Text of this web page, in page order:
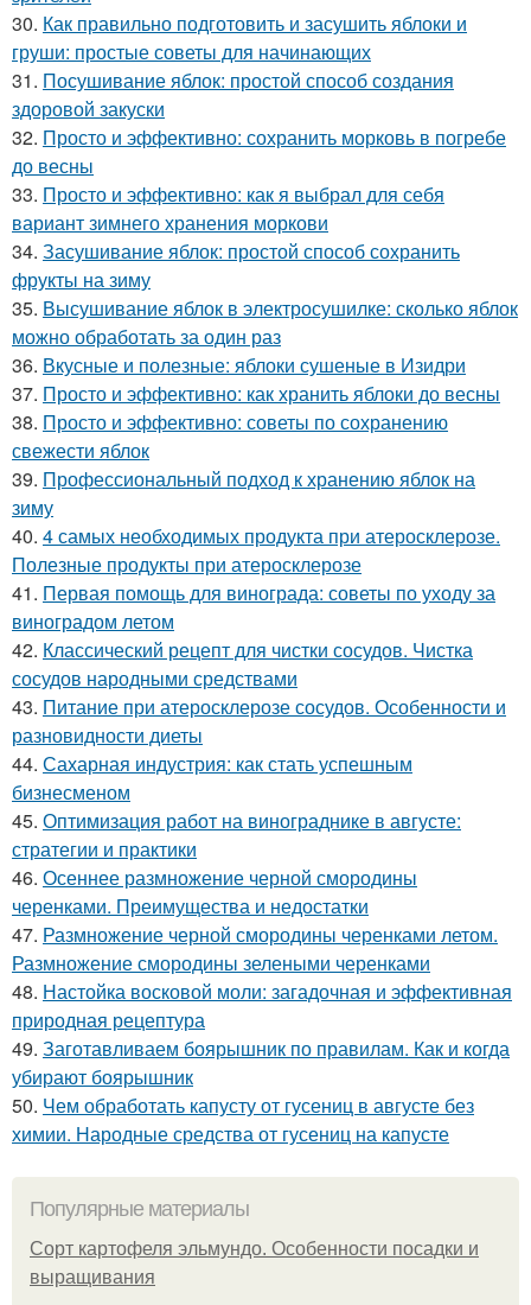
30. Как правильно подготовить и засушить яблоки и
груши: простые советы для начинающих
31. Посушивание яблок: простой способ создания
здоровой закуски
32. Просто и эффективно: сохранить морковь в погребе
до весны
33. Просто и эффективно: как я выбрал для себя
вариант зимнего хранения моркови
34. Засушивание яблок: простой способ сохранить
фрукты на зиму
35. Высушивание яблок в электросушилке: сколько яблок
можно обработать за один раз
36. Вкусные и полезные: яблоки сушеные в Изидри
37. Просто и эффективно: как хранить яблоки до весны
38. Просто и эффективно: советы по сохранению
свежести яблок
39. Профессиональный подход к хранению яблок на
зиму
40. 4 самых необходимых продукта при атеросклерозе.
Полезные продукты при атеросклерозе
41. Первая помощь для винограда: советы по уходу за
виноградом летом
42. Классический рецепт для чистки сосудов. Чистка
сосудов народными средствами
43. Питание при атеросклерозе сосудов. Особенности и
разновидности диеты
44. Сахарная индустрия: как стать успешным
бизнесменом
45. Оптимизация работ на винограднике в августе:
стратегии и практики
46. Осеннее размножение черной смородины
черенками. Преимущества и недостатки
47. Размножение черной смородины черенками летом.
Размножение смородины зелеными черенками
48. Настойка восковой моли: загадочная и эффективная
природная рецептура
49. Заготавливаем боярышник по правилам. Как и когда
убирают боярышник
50. Чем обработать капусту от гусениц в августе без
химии. Народные средства от гусениц на капусте
Популярные материалы
Сорт картофеля эльмундо. Особенности посадки и
выращивания